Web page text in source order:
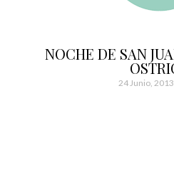
NOCHE DE SAN
24 Junio, 2013